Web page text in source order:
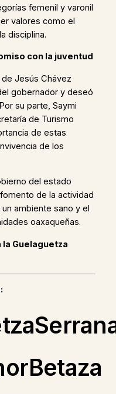
femenil y varonil
valores como el
disciplina.
con la juventud
Jesús Chávez
gobernador y deseó
su parte, Saymi
de Turismo
de estas
de los
del estado
de la actividad
ambiente sano y el
oaxaqueñas.
la Guelaguetza